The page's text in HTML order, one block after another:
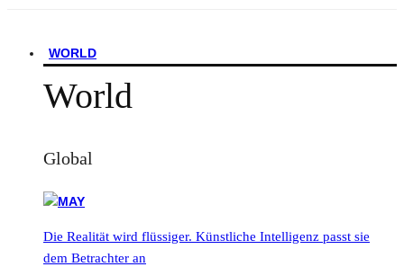
WORLD
World
Global
Die Realität wird flüssiger. Künstliche Intelligenz passt sie
dem Betrachter an